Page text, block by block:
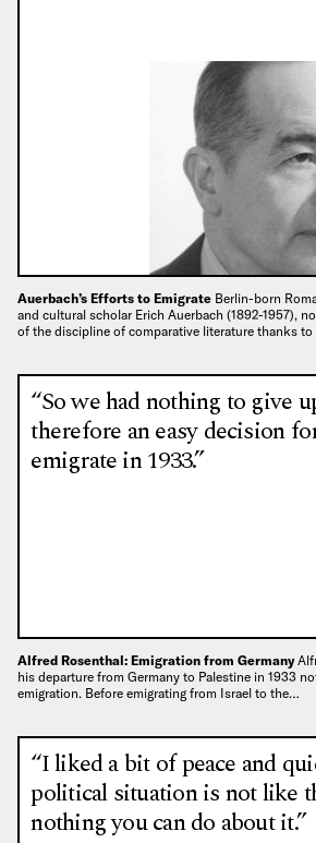
Auerbach’s Efforts to Emigrate Berlin-born
and cultural scholar Erich Auerbach (1892-1957),
of the discipline of comparative literature thanks
“So we had nothing to give
therefore an easy decision
emigrate in 1933.”
Alfred Rosenthal: Emigration from Germany
his departure from Germany to Palestine in 1933
emigration. Before emigrating from Israel to the…
“I liked a bit of peace and
political situation is not like
nothing you can do about it.”